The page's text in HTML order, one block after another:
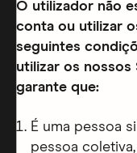
O utilizador não
conta ou utilizar
seguintes
utilizar os nossos
garante que:
É uma pessoa
pessoa